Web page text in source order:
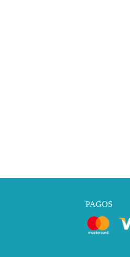
PAGOS